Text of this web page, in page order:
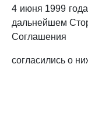
4 июня 1999
дальнейшем
Соглашения
согласились о